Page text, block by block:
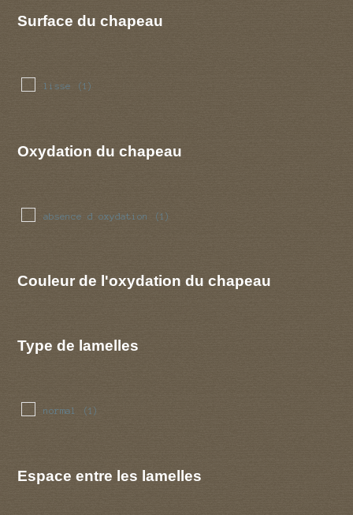
Surface du chapeau
lisse (1)
Oxydation du chapeau
absence d oxydation (1)
Couleur de l'oxydation du chapeau
Type de lamelles
normal (1)
Espace entre les lamelles